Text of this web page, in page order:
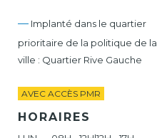
— Implanté dans le quartier
prioritaire de la politique de la
ville : Quartier Rive Gauche
AVEC ACCÈS PMR
HORAIRES